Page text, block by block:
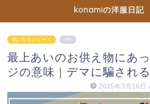
konamiの洋服日記
気になるニュース PR
最上あいのお供え物にあ
ジの意味｜デマに騙される
2025年3月16日